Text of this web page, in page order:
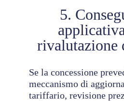
5.
rivalutazione
Se la concessione
meccanismo di
tariffario, revisione